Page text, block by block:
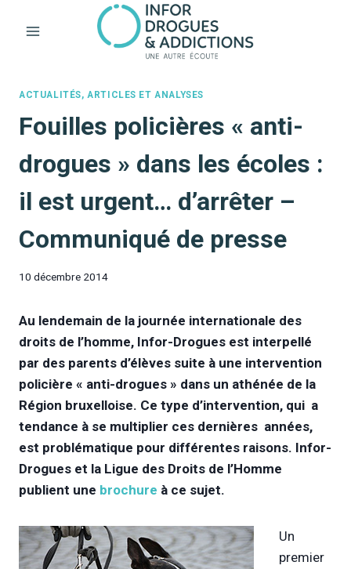
ACTUALITÉS, ARTICLES ET ANALYSES
Fouilles policières « anti-
drogues » dans les écoles :
il est urgent… d’arrêter –
Communiqué de presse
10 décembre 2014
Au lendemain de la journée internationale des
droits de l’homme, Infor-Drogues est interpellé
par des parents d’élèves suite à une intervention
policière « anti-drogues » dans un athénée de la
Région bruxelloise. Ce type d’intervention, qui a
tendance à se multiplier ces dernières années,
est problématique pour différentes raisons. Infor-
Drogues et la Ligue des Droits de l’Homme
publient une brochure à ce sujet.
Un
premier